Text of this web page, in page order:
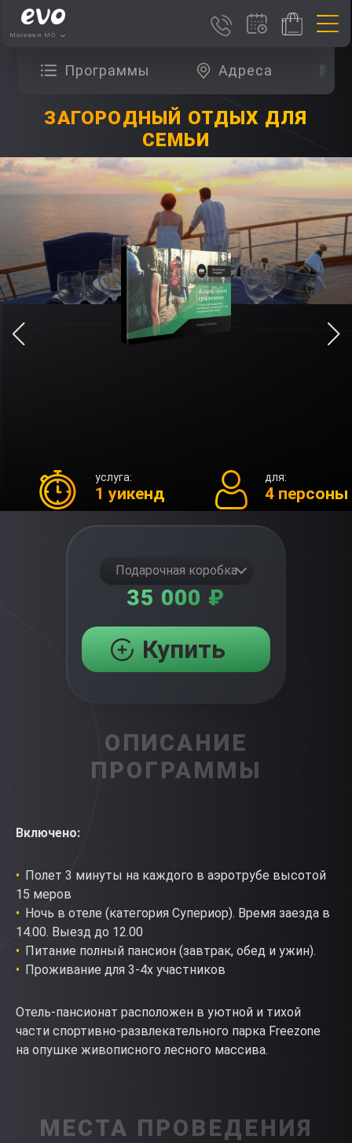
Москва и МО
Программы Адреса
ЗАГОРОДНЫЙ ОТДЫХ ДЛЯ
СЕМЬИ
услуга:
1 уикенд
для:
4 персоны
Подарочная коробка
35 000 ₽
Купить
ОПИСАНИЕ
ПРОГРАММЫ
Включено:
Полет 3 минуты на каждого в аэротрубе высотой
15 меров
Ночь в отеле (категория Супериор). Время заезда в
14.00. Выезд до 12.00
Питание полный пансион (завтрак, обед и ужин).
Проживание для 3-4х участников
Отель-пансионат расположен в уютной и тихой
части спортивно-развлекательного парка Freezone
на опушке живописного лесного массива.
МЕСТА ПРОВЕДЕНИЯ